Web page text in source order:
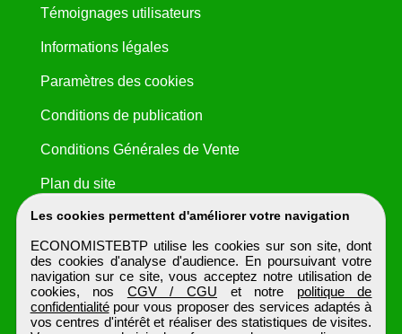
Les cookies permettent d'améliorer votre navigation
ECONOMISTEBTP utilise les cookies sur son site, dont
des cookies d'analyse d'audience. En poursuivant votre
navigation sur ce site, vous acceptez notre utilisation de
cookies, nos CGV / CGU et notre politique de
confidentialitépour vous proposer des services adaptés à
vos centres d'intérêt et réaliser des statistiques de visites.
Témoignages utilisateurs
Informations légales
Paramètres des cookies
Conditions de publication
Conditions Générales de Vente
Plan du site